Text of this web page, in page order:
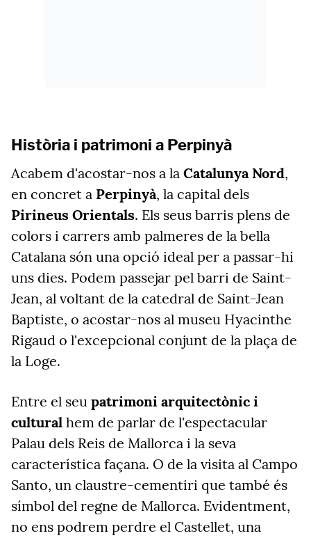
Història i patrimoni a Perpinyà
Acabem d'acostar-nos a la Catalunya Nord,
en concret a Perpinyà, la capital dels
Pirineus Orientals. Els seus barris plens de
colors i carrers amb palmeres de la bella
Catalana són una opció ideal per a passar-hi
uns dies. Podem passejar pel barri de Saint-
Jean, al voltant de la catedral de Saint-Jean
Baptiste, o acostar-nos al museu Hyacinthe
Rigaud o l'excepcional conjunt de la plaça de
la Loge.
Entre el seu patrimoni arquitectònic i
cultural hem de parlar de l'espectacular
Palau dels Reis de Mallorca i la seva
característica façana. O de la visita al Campo
Santo, un claustre-cementiri que també és
símbol del regne de Mallorca. Evidentment,
no ens podrem perdre el Castellet, una